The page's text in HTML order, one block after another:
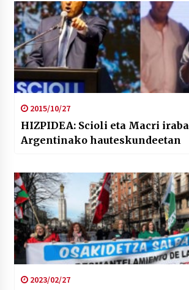
2015/10/27
HIZPIDEA: Scioli eta Macri
Argentinako hauteskundeetan
2023/02/27